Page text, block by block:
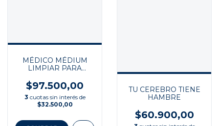
MÉDICO MÉDIUM
LIMPIAR PARA
$97.500,00
3 cuotas sin interés de
$32.500,00
TU CEREBRO TIENE
HAMBRE
$60.900,00